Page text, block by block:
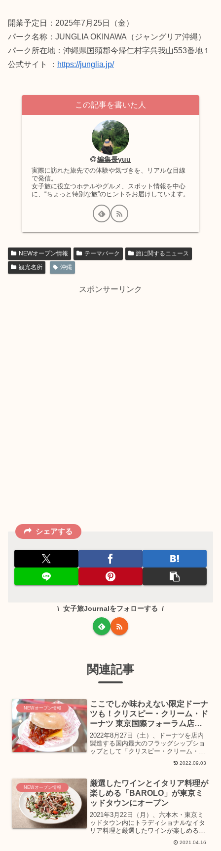
開業予定日：2025年7月25日（金）
パーク名称：JUNGLIA OKINAWA（ジャングリア沖縄）
パーク所在地：沖縄県国頭郡今帰仁村字呉我山553番地１
公式サイト ： https://junglia.jp/
この記事を書いた人
編集長yuu
実際に訪れた旅先での体験や気づきを、リアルな目線
で発信。
女子旅に役立つホテルやグルメ、スポット情報を中心
に、“ちょっと特別な旅”のヒントをお届けしています。
NEWオープン情報 テーマパーク
旅に関するニュース
観光名所
沖縄
スポンサーリンク
シェアする
女子旅Journalをフォローする
関連記事
NEWオープン情報
ここでしか味わえない限定ドーナ
ツも！クリスピー・クリーム・ド
ーナツ 東京国際フォーラム店オ
ープン
2022年8月27日（土）、ドーナツを店内
製造する国内最大のフラッグシップショ
ップとして「クリスピー・クリーム・ド
ーナツ 東京国際フォーラム店」がオープ
ン。東京国際フォーラム店でしか食べら
リジナル・グレー...
2022.09.03
NEWオープン情報
厳選したワインとイタリア料理が
楽しめる「BAROLO」が東京ミ
ッドタウンにオープン
2021年3月22日（月）、六本木・東京ミ
ッドタウン内にトラディショナルなイタ
リア料理と厳選したワインが楽しめるイ
タリア料理店「BAROLO（バローロ）」
がオープン。まるでイタリアバルに訪れ
2021.04.16